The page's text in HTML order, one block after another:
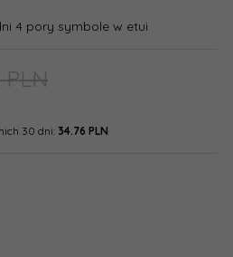
4 pory symbole w etui
PLN
30 dni: 34.76 PLN